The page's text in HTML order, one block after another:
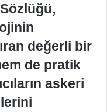
değerli bir
de pratik
askeri